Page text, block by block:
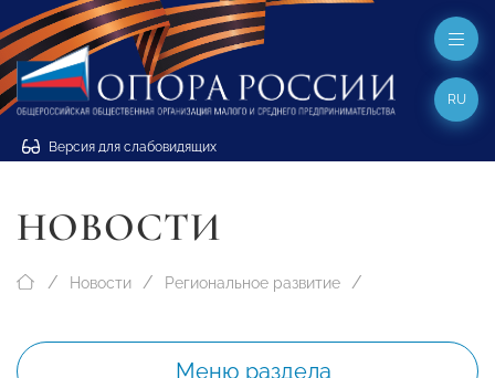
Версия для слабовидящих
RU
НОВОСТИ
Новости Региональное развитие
Меню раздела